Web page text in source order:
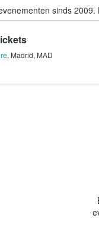
sinds 2009.
kopen en
, Madrid, MAD